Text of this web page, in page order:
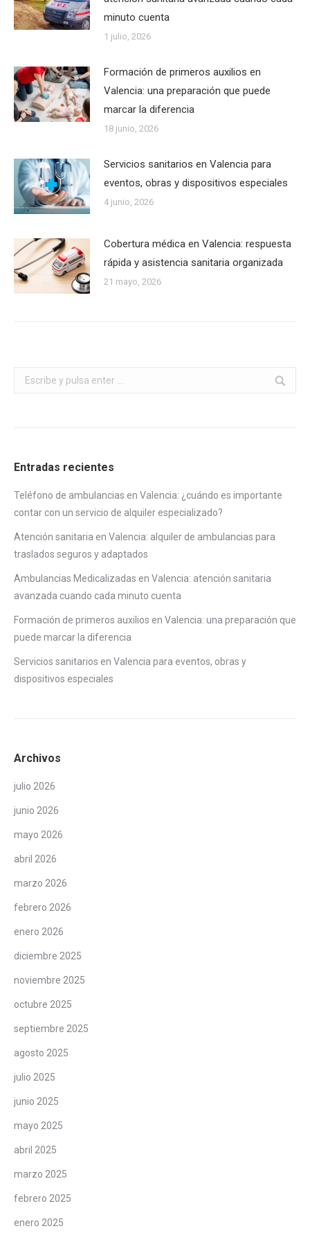
minuto cuenta
1 julio, 2026
Formación de primeros auxilios en
Valencia: una preparación que puede
marcar la diferencia
18 junio, 2026
Servicios sanitarios en Valencia para
eventos, obras y dispositivos especiales
4 junio, 2026
Cobertura médica en Valencia: respuesta
rápida y asistencia sanitaria organizada
21 mayo, 2026
Buscar:
Entradas recientes
Teléfono de ambulancias en Valencia: ¿cuándo es importante
contar con un servicio de alquiler especializado?
Atención sanitaria en Valencia: alquiler de ambulancias para
traslados seguros y adaptados
Ambulancias Medicalizadas en Valencia: atención sanitaria
avanzada cuando cada minuto cuenta
Formación de primeros auxilios en Valencia: una preparación que
puede marcar la diferencia
Servicios sanitarios en Valencia para eventos, obras y
dispositivos especiales
Archivos
julio 2026
junio 2026
mayo 2026
abril 2026
marzo 2026
febrero 2026
enero 2026
diciembre 2025
noviembre 2025
octubre 2025
septiembre 2025
agosto 2025
julio 2025
junio 2025
mayo 2025
abril 2025
marzo 2025
febrero 2025
enero 2025